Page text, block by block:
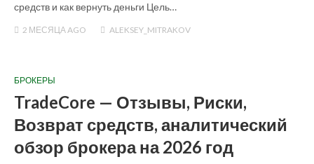
средств и как вернуть деньги Цель…
2 МЕСЯЦАAGO ALEKSEY_MITRAKOV
БРОКЕРЫ
TradeCore — Отзывы, Риски,
Возврат средств, аналитический
обзор брокера на 2026 год